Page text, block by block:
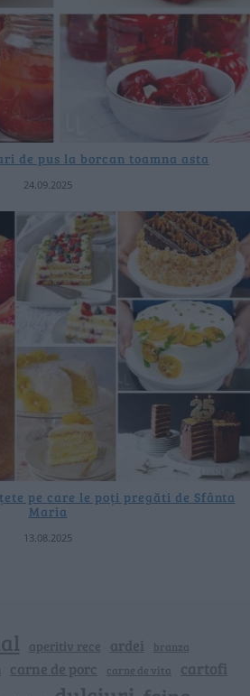
de pus la borcan toamna asta
24.09.2025
pe care le poți pregăti de Sfânta
Maria
13.08.2025
aperitiv rece ardei branza
carne de porc carne de vita cartofi